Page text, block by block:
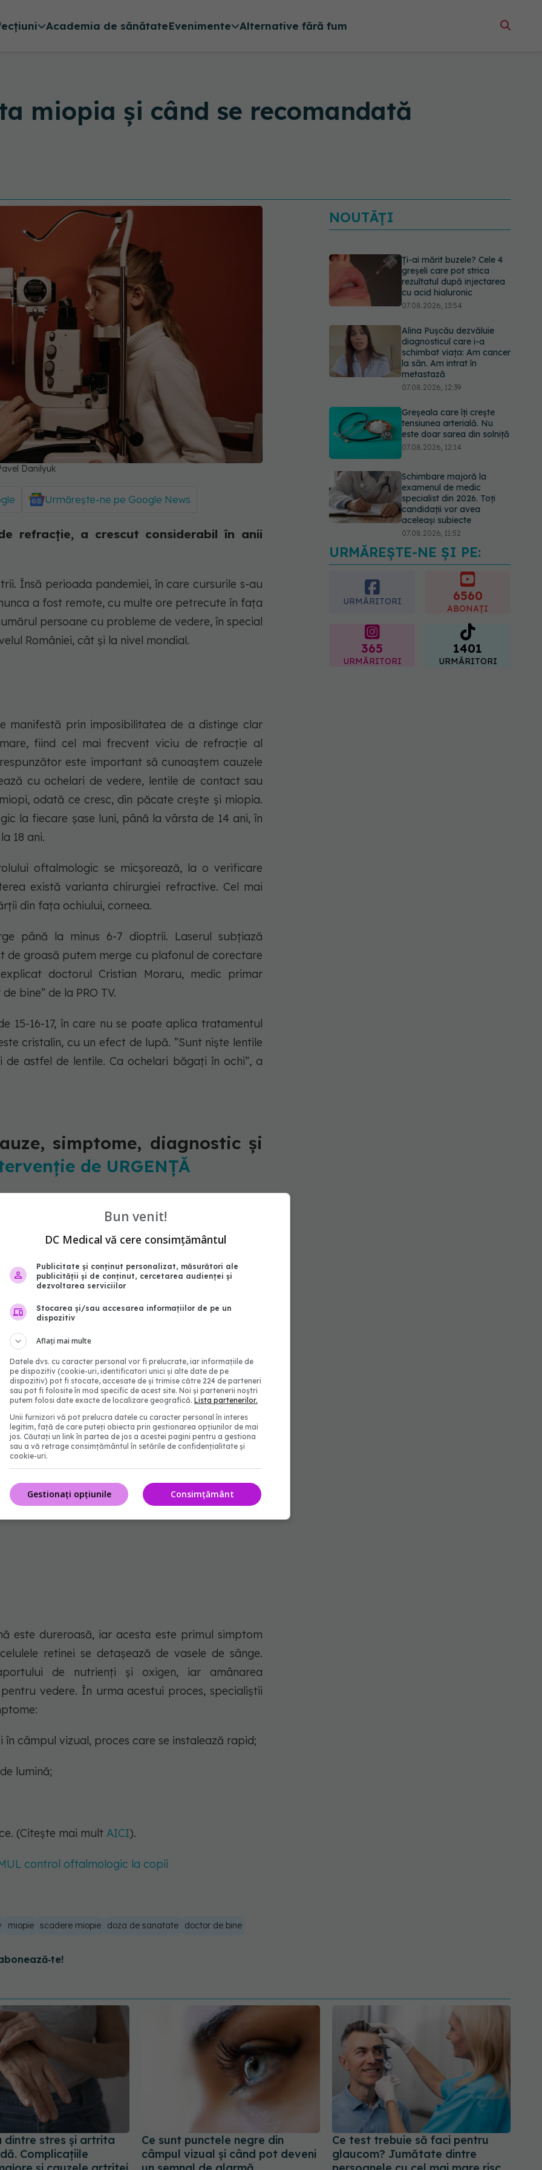
Academia de sănătateEvenimente Alternative fără fum
miopia și când se recomandată
Danilyuk
Urmărește-ne pe Google News
refracție, a crescut considerabil în anii
Însă perioada pandemiei, în care cursurile s-au
a fost remote, cu multe ore petrecute în fața
persoane cu probleme de vedere, în special
României, cât și la nivel mondial.
manifestă prin imposibilitatea de a distinge clar
fiind cel mai frecvent viciu de refracție al
este important să cunoaștem cauzele
cu ochelari de vedere, lentile de contact sau
odată ce cresc, din păcate crește și miopia.
la fiecare șase luni, până la vârsta de 14 ani, în
18 ani.
oftalmologic se micșorează, la o verificare
există varianta chirurgiei refractive. Cel mai
din fața ochiului, corneea.
până la minus 6-7 dioptrii. Laserul subțiază
de groasă putem merge cu plafonul de corectare
doctorul Cristian Moraru, medic primar
bine” de la PRO TV.
15-16-17, în care nu se poate aplica tratamentul
cristalin, cu un efect de lupă. ”Sunt niște lentile
astfel de lentile. Ca ochelari băgați în ochi”, a
simptome, diagnostic și
de URGENȚĂ
și se referă la desprinderea retinei din
importantă din zona posterioară a ochiului și
cu rol important. Terminațiile nervoase de la
la creier sub forma semnalelor nervoase.
retiniene de restul structurilor are loc
presiune și separă aceste structuri. Acest lucru
după vârsta de 50 de ani, când se poate
"inundarea" structurilor cu fluid.
diabet, odată cu formarea cicatricilor la nivelul
ochiului, tumori, traumatisme sau degenerare
sunt miopia, antecedente similare în familie,
nivelul ochiului.
este dureroasă, iar acesta este primul simptom
retinei se detașează de vasele de sânge.
de nutrienți și oxigen, iar amânarea
vedere. În urma acestui proces, specialiștii
câmpul vizual, proces care se instalează rapid;
lumină;
(Citește mai mult AICI).
control oftalmologic la copii
miopie scadere miopie doza de sanatate doctor de bine
NOUTĂȚI
Ți-ai mărit buzele? Cele 4
greșeli care pot strica
rezultatul după injectarea
cu acid hialuronic
07.08.2026, 13:54
Alina Pușcău dezvăluie
diagnosticul care i-a
schimbat viața: Am cancer
la sân. Am intrat în
metastază
07.08.2026, 12:39
Greșeala care îți crește
tensiunea arterială. Nu
este doar sarea din solniță
07.08.2026, 12:14
Schimbare majoră la
examenul de medic
specialist din 2026. Toți
candidații vor avea
aceleași subiecte
07.08.2026, 11:52
Cât durează simptomele
URMĂREȘTE-NE ȘI PE:
URMĂRITORI 6560
ABONAȚI
365
URMĂRITORI
1401
URMĂRITORI
dintre stres și artrita
Complicațiile
Ce sunt punctele negre din
câmpul vizual și când pot deveni
Ce test trebuie să faci pentru
glaucom? Jumătate dintre
Bun venit!
DC Medical vă cere consimțământul
Publicitate și conținut personalizat, măsurători ale
publicității și de conținut, cercetarea audienței și
dezvoltarea serviciilor
Stocarea și/sau accesarea informațiilor de pe un
dispozitiv
Aflați mai multe
Datele dvs. cu caracter personal vor fi prelucrate, iar informațiile de
pe dispozitiv (cookie-uri, identificatori unici și alte date de pe
dispozitiv) pot fi stocate, accesate de și trimise către 224 de parteneri
sau pot fi folosite în mod specific de acest site. Noi și partenerii noștri
putem folosi date exacte de localizare geografică. Lista partenerilor.
Unii furnizori vă pot prelucra datele cu caracter personal în interes
legitim, față de care puteți obiecta prin gestionarea opțiunilor de mai
jos. Căutați un link în partea de jos a acestei pagini pentru a gestiona
sau a vă retrage consimțământul în setările de confidențialitate și
cookie-uri.
Consimțământ
Gestionați opțiunile